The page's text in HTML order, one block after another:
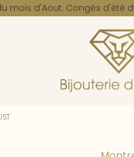
mois d'Aout. Congés d'été